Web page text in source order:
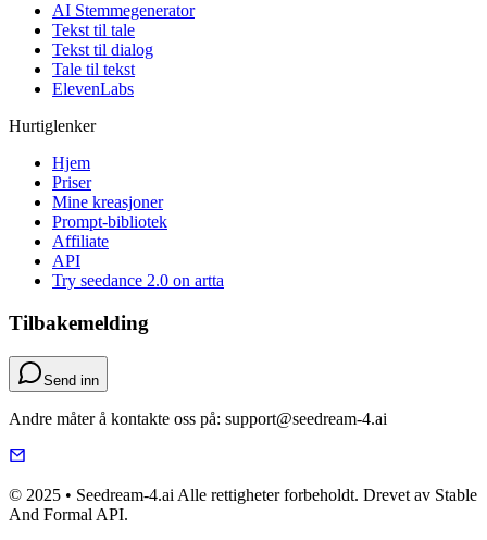
AI Stemmegenerator
Tekst til tale
Tekst til dialog
Tale til tekst
ElevenLabs
Hurtiglenker
Hjem
Priser
Mine kreasjoner
Prompt-bibliotek
Affiliate
API
Try seedance 2.0 on artta
Tilbakemelding
Send inn
Andre måter å kontakte oss på: support@seedream-4.ai
© 2025 • Seedream-4.ai Alle rettigheter forbeholdt. Drevet av Stable
And Formal API.